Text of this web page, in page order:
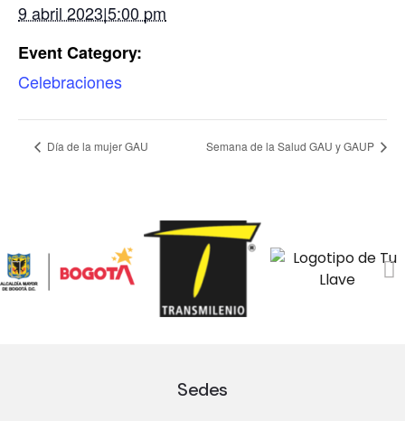
9 abril 2023|5:00 pm
Event Category:
Celebraciones
Día de la mujer GAU Semana de la Salud GAU y GAUP
Sedes